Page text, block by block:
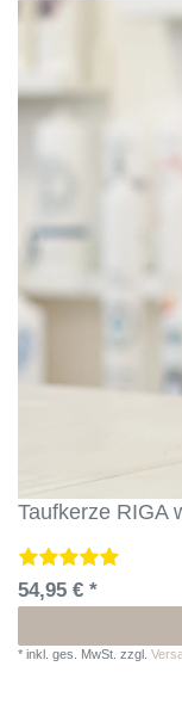
Taufkerze RIGA
54,95 € *
* inkl. ges. MwSt. zzgl.